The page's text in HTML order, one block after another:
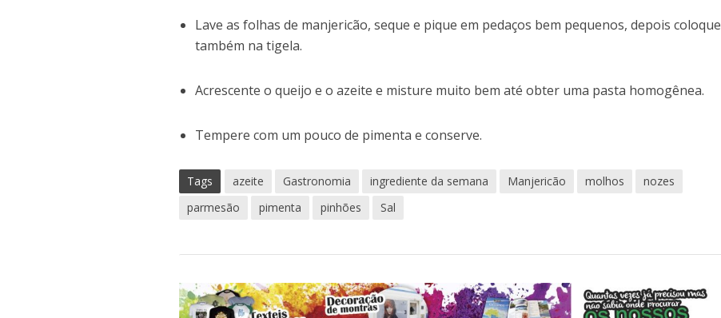
Lave as folhas de manjericão, seque e pique em pedaços bem pequenos, depois coloque
também na tigela.
Acrescente o queijo e o azeite e misture muito bem até obter uma pasta homogênea.
Tempere com um pouco de pimenta e conserve.
Tags azeite Gastronomia ingrediente da semana Manjericão molhos
nozes
parmesão
pimenta pinhões Sal